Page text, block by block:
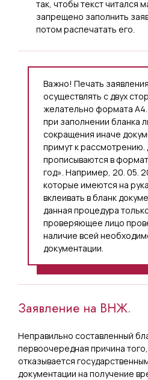
так, чтобы текст читался
запрещено заполнить
потом распечатать его.
Важно! Печать
осуществлять с двух
желательно формата
при заполнении бланка
сокращения иначе
примут к рассмотрению.
прописываются в
год». Например, 20. 05.
которые имеются на
вклеивать в бланк
данная процедура
проверяющее лицо
наличие всей
документации.
Заявление на ВНЖ.
Неправильно составленный
первоочередная причина
отказывается
документации на получение